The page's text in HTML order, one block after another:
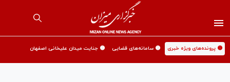
🟡 پرونده‌های ویژه خبری 🟡 سامانه‌های قضایی 🟡 جنایت میدان علیخانی اصفهان